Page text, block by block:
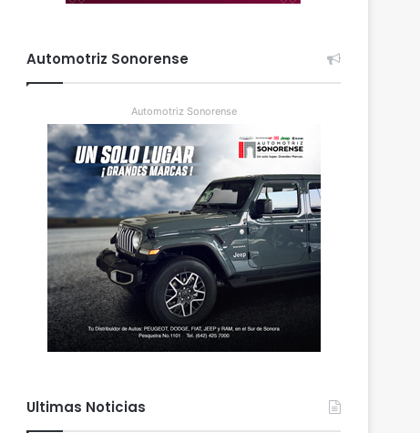
Automotriz Sonorense
Automotriz Sonorense
Ultimas Noticias